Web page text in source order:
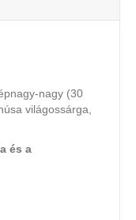
nagy (30
világossárga,
és a